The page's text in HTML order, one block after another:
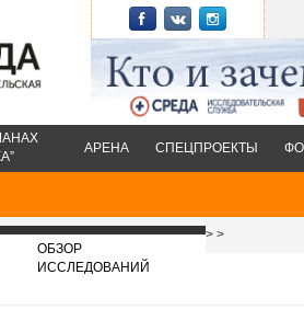
АРЕНА СПЕЦПРОЕКТЫ
>
ОБЗОР
ИССЛЕДОВАНИЙ
>